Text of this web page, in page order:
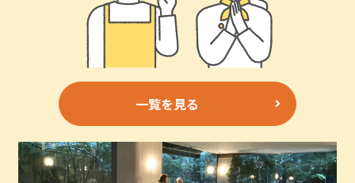
一覧を見る